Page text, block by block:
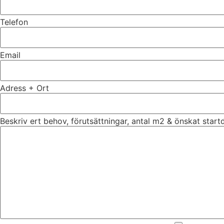
Telefon
Email
Adress + Ort
Beskriv ert behov, förutsättningar, antal m2 & önskat